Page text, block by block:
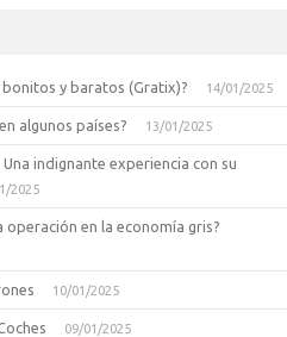
y baratos (Gratix)? 14/01/2025
algunos países? 13/01/2025
indignante experiencia con su
2025
operación en la economía gris?
10/01/2025
09/01/2025